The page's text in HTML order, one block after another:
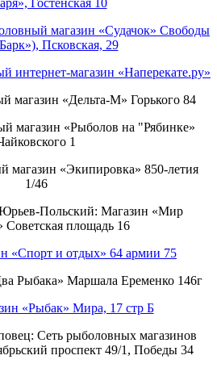
магазин «Судачок» Свободы
Псковская, 29
интернет-магазин «Наперекате.ру»
магазин «Дельта-М» Горького 84
магазин «Рыболов на "Рябинке»
1
магазин «Экипировка» 850-летия
1/46
Польский: Магазин «Мир
Советская площадь 16
«Спорт и отдых» 64 армии 75
Рыбака» Маршала Еременко 146г
«Рыбак» Мира, 17 стр Б
Сеть рыболовных магазинов
проспект 49/1, Победы 34